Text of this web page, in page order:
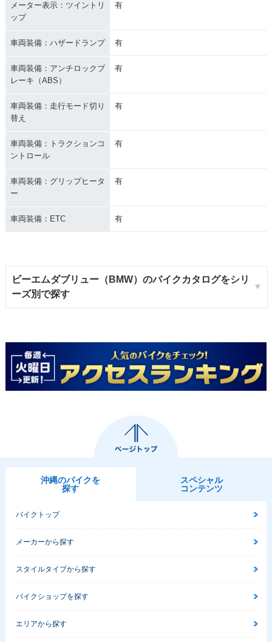
メーター表示：ツイントリ
ップ
有
車両装備：ハザードランプ 有
車両装備：アンチロックブ
レーキ（ABS）
有
車両装備：走行モード切り
替え
有
車両装備：トラクションコ
ントロール
有
車両装備：グリップヒータ
ー
有
車両装備：ETC 有
ビーエムダブリュー（BMW）のバイクカタログをシリ
ーズ別で探す
沖縄のバイクを
探す
スペシャル
コンテンツ
バイクトップ
メーカーから探す
スタイルタイプから探す
バイクショップを探す
エリアから探す